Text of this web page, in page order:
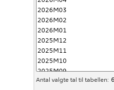
Antal valgte tal til tabellen: